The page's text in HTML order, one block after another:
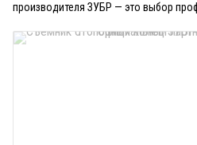
производителя ЗУБР — это выбор